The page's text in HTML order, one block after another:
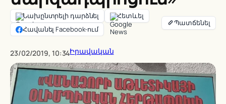
Նախընտրելի դարձնել
Հետևել
Հավանել Facebook-ում
23/02/2019, 10:34Իրավական